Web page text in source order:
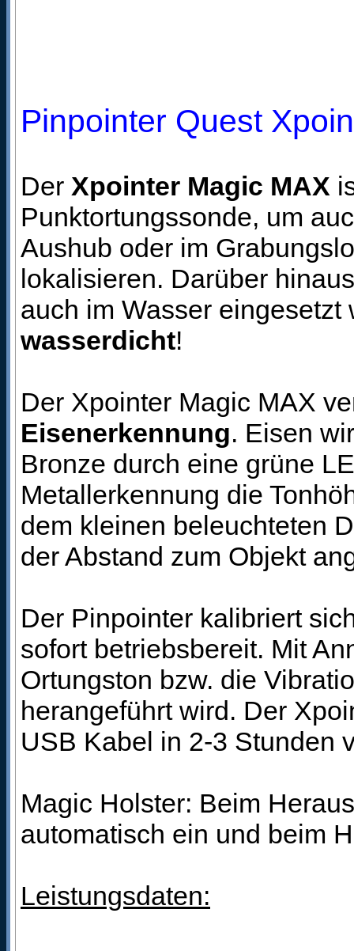
Pinpointer Quest
Der Xpointer Magic MAX
Punktortungssonde, um
Aushub oder im
lokalisieren. Darüber
auch im Wasser
wasserdicht!
Der Xpointer Magic MAX
Eisenerkennung. Eisen
Bronze durch eine grüne
Metallerkennung die
dem kleinen beleuchteten
der Abstand zum Objekt
Der Pinpointer kalibriert
sofort betriebsbereit. Mit
Ortungston bzw. die
herangeführt wird. Der
USB Kabel in 2-3 Stunden
Magic Holster: Beim
automatisch ein und beim
Leistungsdaten: